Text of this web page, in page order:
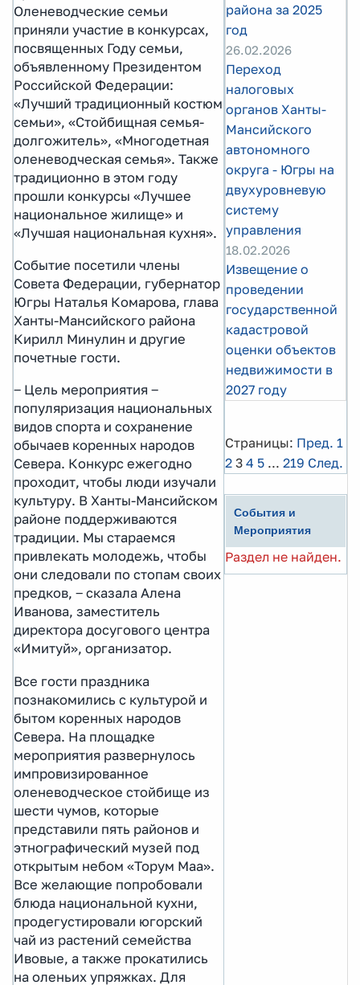
Оленеводческие семьи
приняли участие в конкурсах,
посвященных Году семьи,
объявленному Президентом
Российской Федерации:
«Лучший традиционный костюм
семьи», «Стойбищная семья-
долгожитель», «Многодетная
оленеводческая семья». Также
традиционно в этом году
прошли конкурсы «Лучшее
национальное жилище» и
«Лучшая национальная кухня».
Событие посетили члены
Совета Федерации, губернатор
Югры Наталья Комарова, глава
Ханты-Мансийского района
Кирилл Минулин и другие
почетные гости.
‒ Цель мероприятия ‒
популяризация национальных
видов спорта и сохранение
обычаев коренных народов
Севера. Конкурс ежегодно
проходит, чтобы люди изучали
культуру. В Ханты-Мансийском
районе поддерживаются
традиции. Мы стараемся
привлекать молодежь, чтобы
они следовали по стопам своих
предков, ‒ сказала Алена
Иванова, заместитель
директора досугового центра
«Имитуй», организатор.
Все гости праздника
познакомились с культурой и
бытом коренных народов
Севера. На площадке
мероприятия развернулось
импровизированное
оленеводческое стойбище из
шести чумов, которые
представили пять районов и
этнографический музей под
открытым небом «Торум Маа».
Все желающие попробовали
блюда национальной кухни,
продегустировали югорский
чай из растений семейства
Ивовые, а также прокатились
на оленьих упряжках. Для
района за 2025
год
26.02.2026
Переход
налоговых
органов Ханты-
Мансийского
автономного
округа - Югры на
двухуровневую
систему
управления
18.02.2026
Извещение о
проведении
государственной
кадастровой
оценки объектов
недвижимости в
2027 году
Страницы: Пред. 1
2 3 4 5 ... 219 След.
События и
Мероприятия
Раздел не найден.